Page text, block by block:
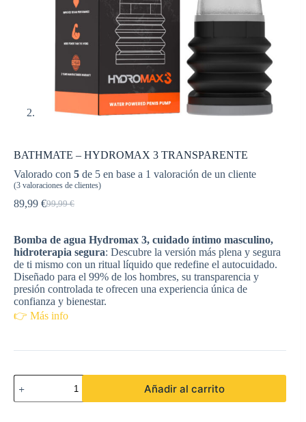
BATHMATE – HYDROMAX 3 TRANSPARENTE
Valorado con 5 de 5 en base a 1 valoración de un cliente
(3 valoraciones de clientes)
99,99€
El
original
era:
99,99 €.
89,99 €El
actual
es:
89,99 €.
Bomba de agua Hydromax 3, cuidado íntimo masculino,
hidroterapia segura: Descubre la versión más plena y segura
de ti mismo con un ritual líquido que redefine el autocuidado.
Diseñado para el 99% de los hombres, su transparencia y
presión controlada te ofrecen una experiencia única de
confianza y bienestar.
👉 Más info
BATHMATE
HYDROMAX
Añadir al carrito